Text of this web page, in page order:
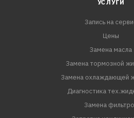
УСЛУГИ
Запись на
Цены
Замена масла
Замена тормозной
Замена охлаждающей
Диагностика
Замена